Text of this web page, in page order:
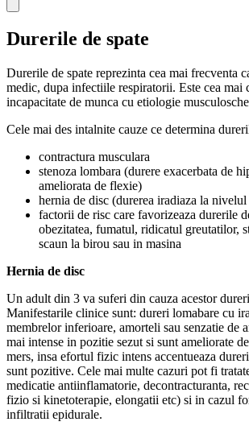
Durerile de spate
Durerile de spate reprezinta cea mai frecventa
medic, dupa infectiile respiratorii. Este cea mai
incapacitate de munca cu etiologie
Cele mai des intalnite cauze ce determina
contractura musculara
stenoza lombara (durere exacerbata de
ameliorata de flexie)
hernia de disc (durerea iradiaza la
factorii de risc care favorizeaza durerile
obezitatea, fumatul, ridicatul greutatilor,
scaun la birou sau in masina
Hernia de disc
Un adult din 3 va suferi din cauza acestor
Manifestarile clinice sunt: dureri lomabare cu
membrelor inferioare, amorteli sau senzatie de
mai intense in pozitie sezut si sunt ameliorate
mers, insa efortul fizic intens accentueaza
sunt pozitive. Cele mai multe cazuri pot fi
medicatie antiinflamatorie, decontracturanta,
fizio si kinetoterapie, elongatii etc) si in cazul
infiltratii epidurale.